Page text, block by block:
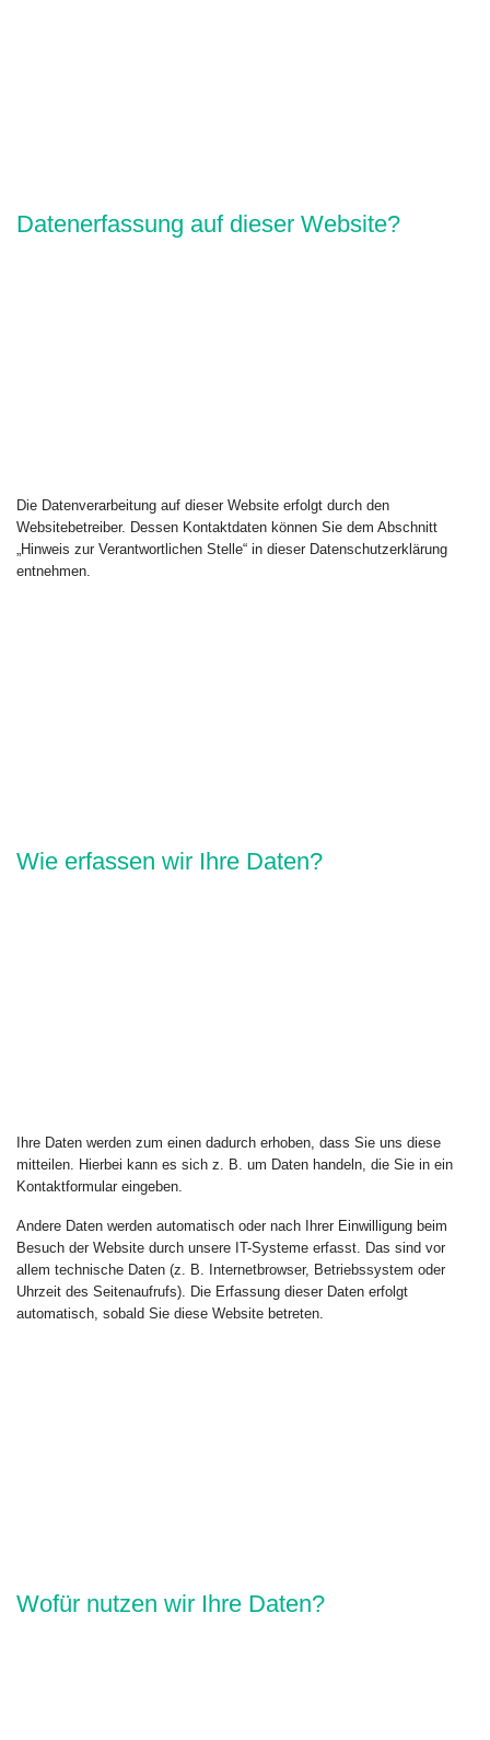
Datenerfassung auf dieser Website?
Die Datenverarbeitung auf dieser Website erfolgt durch den
Websitebetreiber. Dessen Kontaktdaten können Sie dem Abschnitt
„Hinweis zur Verantwortlichen Stelle“ in dieser Datenschutzerklärung
entnehmen.
Wie erfassen wir Ihre Daten?
Ihre Daten werden zum einen dadurch erhoben, dass Sie uns diese
mitteilen. Hierbei kann es sich z. B. um Daten handeln, die Sie in ein
Kontaktformular eingeben.
Andere Daten werden automatisch oder nach Ihrer Einwilligung beim
Besuch der Website durch unsere IT-Systeme erfasst. Das sind vor
allem technische Daten (z. B. Internetbrowser, Betriebssystem oder
Uhrzeit des Seitenaufrufs). Die Erfassung dieser Daten erfolgt
automatisch, sobald Sie diese Website betreten.
Wofür nutzen wir Ihre Daten?